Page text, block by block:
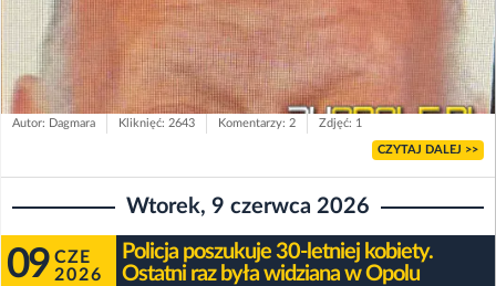
Autor: Dagmara Kliknięć: 2643 Komentarzy: 2 Zdjęć: 1
CZYTAJ DALEJ >>
Wtorek, 9 czerwca 2026
09 CZE
2026
Policja poszukuje 30-letniej kobiety.
Ostatni raz była widziana w Opolu